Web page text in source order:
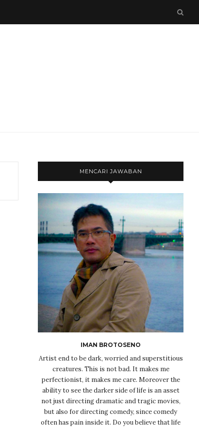
MENCARI JAWABAN
IMAN BROTOSENO
Artist end to be dark, worried and superstitious
creatures. This is not bad. It makes me
perfectionist, it makes me care. Moreover the
ability to see the darker side of life is an asset
not just directing dramatic and tragic movies,
but also for directing comedy, since comedy
often has pain inside it. Do you believe that life